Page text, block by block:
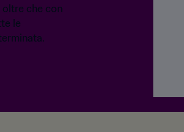
che con
le